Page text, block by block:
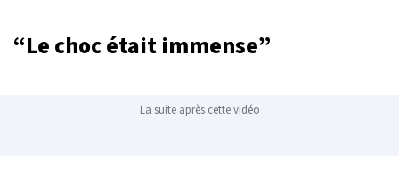
“Le choc était immense”
La suite après cette vidéo